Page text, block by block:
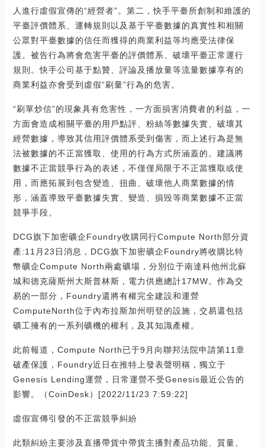
人進行虛假宣傳的“經營者”。第二，快手平臺所創制和維護的
平臺評價體系、運轉規則以及基于平臺數據的真實性和相關
公眾對平臺數據的信任而獲得的商業利益等均應受法律保
護。被告行為將會危害平臺的評價體系、破壞平臺正常運行
規則。快手公司基于點贊、評論及播放量等流量數據享有的
商業利益亦會受到虛假“刷量”行為的危害。
“刷單炒信”的現象具有危害性，一方面損害消費者的利益，一
方面會造成相關平臺的用戶點評、粉絲等數據失實、破壞其
經營數據，導致其信用評價體系受到傷害，而上述行為是無
法被數據的不正當獲取、使用的行為方式所涵蓋的。建議將
數據不正當競爭行為的表述，不僅僅局限于不正當獲取或使
用，而應拓展到包含變造、扭曲、破壞他人商業數據的情
形，涵蓋導致平臺數據失實、變造、損毀等商業數據不正當
競爭手段。
DCG旗下加密礦企Foundry收購同行Compute North部分資
產:11月23日消息，DCG旗下加密礦企Foundry將收購比特
幣礦企Compute North兩處礦場，分別位于南達科他州北蘇
城和德克薩斯州大斯普林斯，電力供應總計17MW。作為交
易的一部分，Foundry還將有權完全建設和運營
ComputeNorth位于內布拉斯加州明登的設施，交易還包括
礦工擁有的一系列礦機的權利，及其知識產權。
此前報道，Compute North已于9月向聯邦法院申請第11章
破產保護，Foundry近日在推特上發表聲明稱，獨立于
Genesis Lending運營，日常運營不受Genesis最近公告的
影響。（CoinDesk）[2022/11/23 7:59:22]
虛假宣傳引發的不正當競爭糾紛
此類糾紛主要涉及直播帶貨中帶貨主播對產品功能、質量、